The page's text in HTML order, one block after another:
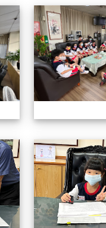
認識校長室活動
認識校長室活動